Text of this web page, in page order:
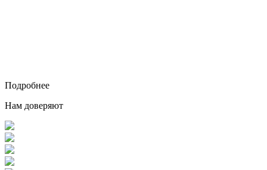
Подробнее
Нам доверяют